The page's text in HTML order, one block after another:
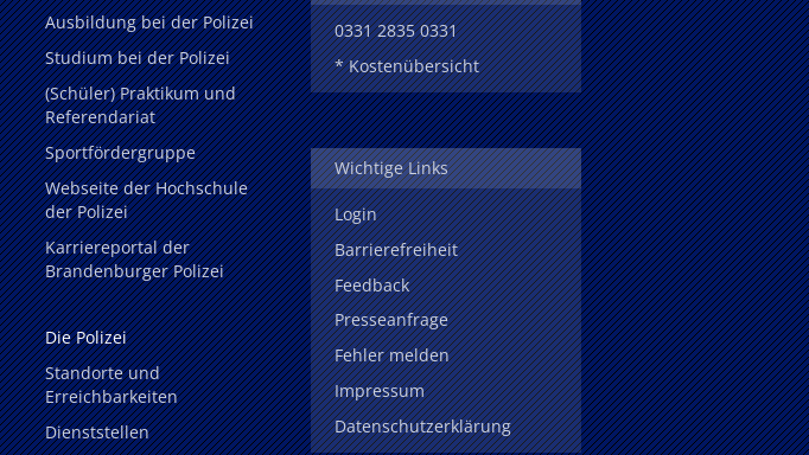
Ausbildung bei der Polizei
Studium bei der Polizei
(Schüler) Praktikum und
Referendariat
Sportfördergruppe
Webseite der Hochschule
der Polizei
Karriereportal der
Brandenburger Polizei
Die Polizei
Standorte und
Erreichbarkeiten
Dienststellen
0331 2835 0331
* Kostenübersicht
Wichtige Links
Login
Barrierefreiheit
Feedback
Presseanfrage
Fehler melden
Impressum
Datenschutzerklärung